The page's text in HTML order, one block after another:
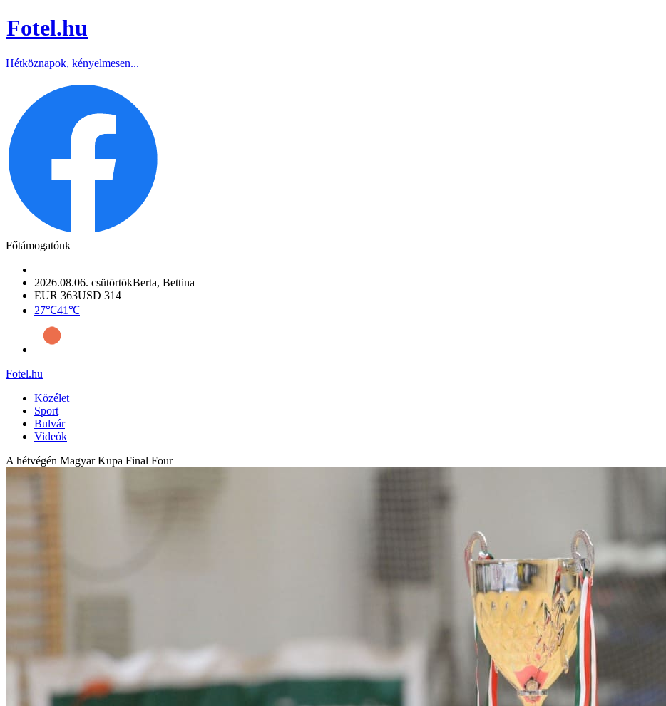
Fotel.hu
Hétköznapok, kényelmesen...
Főtámogatónk
2026.08.06. csütörtökBerta, Bettina
EUR 363USD 314
27℃41℃
Fotel.hu
Közélet
Sport
Bulvár
Videók
A hétvégén Magyar Kupa Final Four